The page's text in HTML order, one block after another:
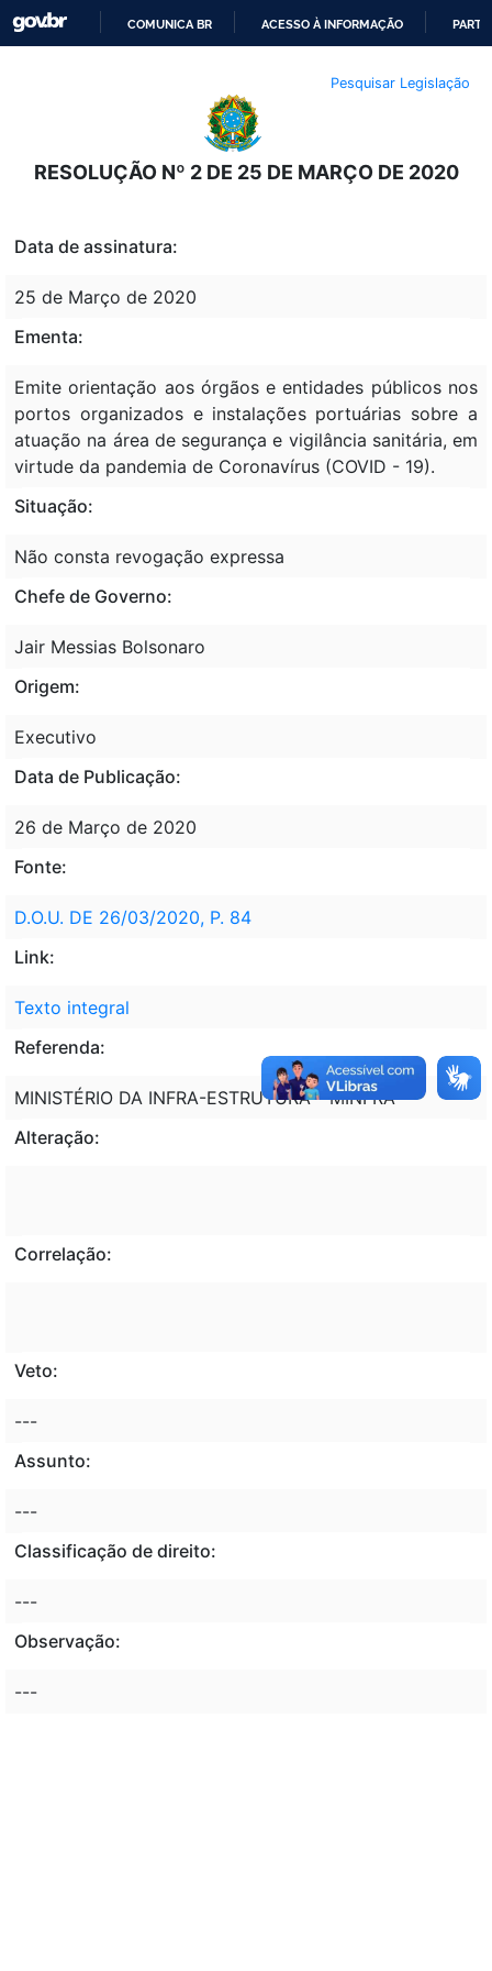
O
CONTEÚDO
COMUNICA BR ACESSO À INFORMAÇÃO
Pesquisar Legislação
RESOLUÇÃO Nº 2 DE 25 DE MARÇO DE 2020
Data de assinatura:
25 de Março de 2020
Ementa:
Emite orientação aos órgãos e entidades públicos nos
portos organizados e instalações portuárias sobre a
atuação na área de segurança e vigilância sanitária, em
virtude da pandemia de Coronavírus (COVID - 19).
Situação:
Não consta revogação expressa
Chefe de Governo:
Jair Messias Bolsonaro
Origem:
Executivo
Data de Publicação:
26 de Março de 2020
Fonte:
D.O.U. DE 26/03/2020, P. 84
Link:
Texto integral
Referenda:
MINISTÉRIO DA INFRA-ESTRUTURA - MINFRA
Alteração:
Correlação:
Veto:
---
Assunto:
---
Classificação de direito:
---
Observação:
---